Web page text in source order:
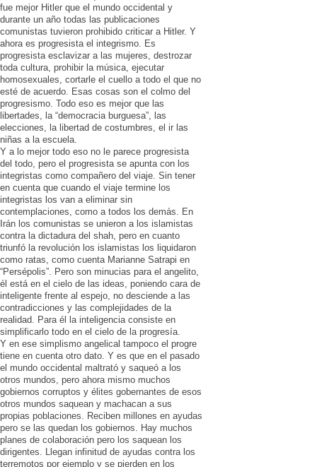
fue mejor Hitler que el mundo occidental y
durante un año todas las publicaciones
comunistas tuvieron prohibido criticar a Hitler. Y
ahora es progresista el integrismo. Es
progresista esclavizar a las mujeres, destrozar
toda cultura, prohibir la música, ejecutar
homosexuales, cortarle el cuello a todo el que no
esté de acuerdo. Esas cosas son el colmo del
progresismo. Todo eso es mejor que las
libertades, la “democracia burguesa”, las
elecciones, la libertad de costumbres, el ir las
niñas a la escuela.
Y a lo mejor todo eso no le parece progresista
del todo, pero el progresista se apunta con los
integristas como compañero del viaje. Sin tener
en cuenta que cuando el viaje termine los
integristas los van a eliminar sin
contemplaciones, como a todos los demás. En
Irán los comunistas se unieron a los islamistas
contra la dictadura del shah, pero en cuanto
triunfó la revolución los islamistas los liquidaron
como ratas, como cuenta Marianne Satrapi en
“Persépolis”. Pero son minucias para el angelito,
él está en el cielo de las ideas, poniendo cara de
inteligente frente al espejo, no desciende a las
contradicciones y las complejidades de la
realidad. Para él la inteligencia consiste en
simplificarlo todo en el cielo de la progresía.
Y en ese simplismo angelical tampoco el progre
tiene en cuenta otro dato. Y es que en el pasado
el mundo occidental maltrató y saqueó a los
otros mundos, pero ahora mismo muchos
gobiernos corruptos y élites gobernantes de esos
otros mundos saquean y machacan a sus
propias poblaciones. Reciben millones en ayudas
pero se las quedan los gobiernos. Hay muchos
planes de colaboración pero los saquean los
dirigentes. Llegan infinitud de ayudas contra los
terremotos por ejemplo y se pierden en los